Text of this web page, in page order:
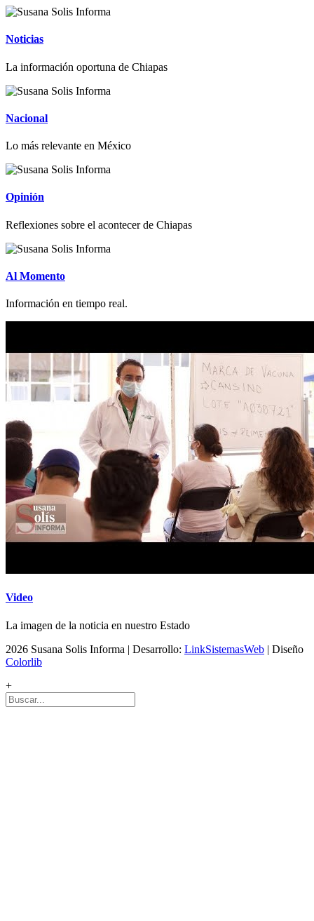
Noticias
La información oportuna de Chiapas
Nacional
Lo más relevante en México
Opinión
Reflexiones sobre el acontecer de Chiapas
Al Momento
Información en tiempo real.
Video
La imagen de la noticia en nuestro Estado
2026 Susana Solis Informa | Desarrollo: LinkSistemasWeb | Diseño
Colorlib
+